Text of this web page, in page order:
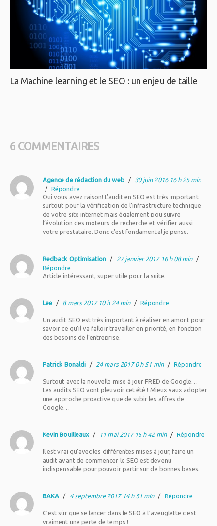
La Machine learning et le SEO : un enjeu de taille
6 COMMENTAIRES
Agence de rédaction du web /
30 juin 2016 16 h 25 min
/ Répondre
Oui vous avez raison! L’audit en SEO est très important
surtout pour la vérification de l’infrastructure technique
de votre site internet mais également pou suivre
l’évolution des moteurs de recherche et vérifier aussi
votre prestataire. Donc c’est fondamental je pense.
Redback Optimisation / 27 janvier 2017 16 h 08 min
/
Répondre
Article intéressant, super utile pour la suite.
Lee / 8 mars 2017 10 h 24 min / Répondre
Un audit SEO est très important à réaliser en amont pour
savoir ce qu’il va falloir travailler en priorité, en fonction
des besoins de l’entreprise.
Patrick Bonaldi / 24 mars 2017 0 h 51 min / Répondre
Surtout avec la nouvelle mise à jour FRED de Google…
Les audits SEO vont pleuvoir cet été ! Mieux vaux adopter
une approche proactive que de subir les affres de
Google…
Kevin Bouilleaux / 11 mai 2017 15 h 42 min / Répondre
Il est vrai qu’avec les différentes mises à jour, faire un
audit avant de commencer le SEO est devenu
indispensable pour pouvoir partir sur de bonnes bases.
BAKA / 4 septembre 2017 14 h 51 min / Répondre
C’est sûr que se lancer dans le SEO à l’aveuglette c’est
vraiment une perte de temps !